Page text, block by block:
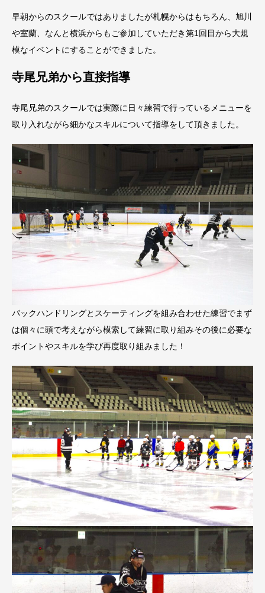
早朝からのスクールではありましたが札幌からはもちろん、旭川
や室蘭、なんと横浜からもご参加していただき第1回目から大規
模なイベントにすることができました。
寺尾兄弟から直接指導
寺尾兄弟のスクールでは実際に日々練習で行っているメニューを
取り入れながら細かなスキルについて指導をして頂きました。
パックハンドリングとスケーティングを組み合わせた練習でまず
は個々に頭で考えながら模索して練習に取り組みその後に必要な
ポイントやスキルを学び再度取り組みました！